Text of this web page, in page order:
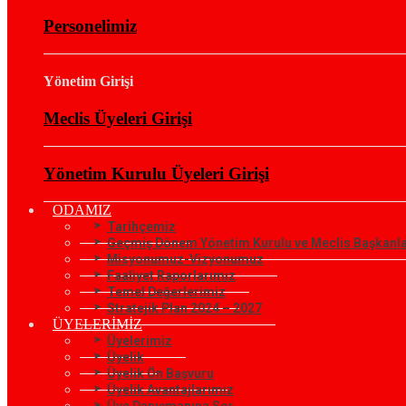
Personelimiz
Yönetim Girişi
Meclis Üyeleri Girişi
Yönetim Kurulu Üyeleri Girişi
ODAMIZ
Tarihçemiz
Geçmiş Dönem Yönetim Kurulu ve Meclis
Misyonumuz-Vizyonumuz
Faaliyet Raporlarımız
Temel Değerlerimiz
Stratejik Plan 2024 – 2027
ÜYELERİMİZ
Üyelerimiz
Üyelik
Üyelik Ön Başvuru
Üyelik Avantajlarımız